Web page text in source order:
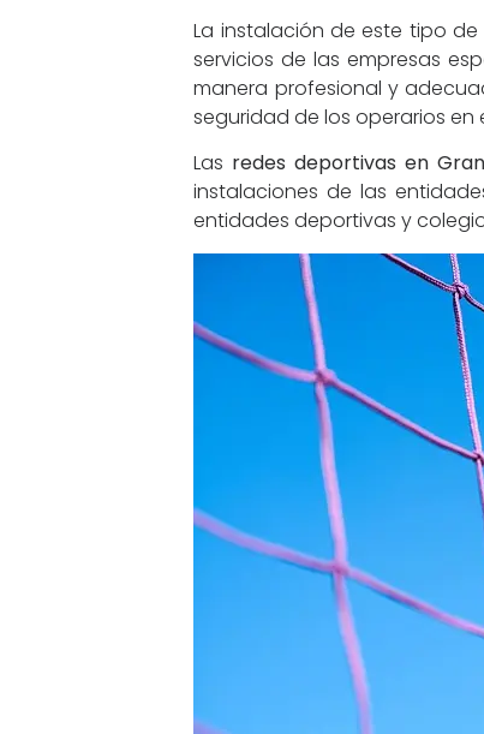
La instalación de este tipo
servicios de las empresas
manera profesional y
seguridad de los operarios
Las redes deportivas en
instalaciones de las
entidades deportivas y